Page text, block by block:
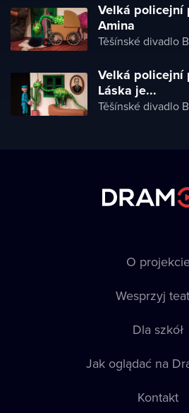
Velká policejní
Amina
Těšínské divadlo
Velká policejní
Láska je...
Těšínské divadlo
O
Wesprzyj
Dla szkół
Jak oglądać na
Kontakt